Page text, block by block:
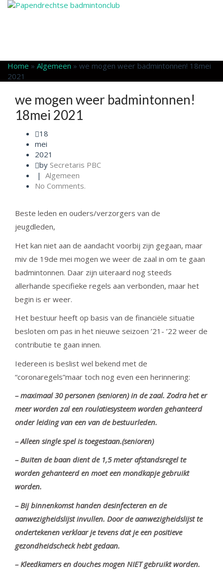
Home » Algemeen » we mogen weer badmintonnen! 18mei
2021
we mogen weer badmintonnen!
18mei 2021
18
mei
2021
by Secretaris PBC
| Algemeen
No Comments.
Beste leden en ouders/verzorgers van de
jeugdleden,
Het kan niet aan de aandacht voorbij zijn gegaan, maar
miv de 19de mei mogen we weer de zaal in om te gaan
badmintonnen. Daar zijn uiteraard nog steeds
allerhande specifieke regels aan verbonden, maar het
begin is er weer.
Het bestuur heeft op basis van de financiële situatie
besloten om pas in het nieuwe seizoen ’21- ’22 weer de
contributie te gaan innen.
Iedereen is beslist wel bekend met de
“coronaregels”maar toch nog even een herinnering:
– maximaal 30 personen (senioren) in de zaal. Zodra het er
meer worden zal een roulatiesysteem worden gehanteerd
onder leiding van een van de bestuurleden.
– Alleen single spel is toegestaan.(senioren)
– Buiten de baan dient de 1,5 meter afstandsregel te
worden gehanteerd en moet een mondkapje gebruikt
worden.
– Bij binnenkomst handen desinfecteren en de
aanwezigheidslijst invullen. Door de aanwezigheidslijst te
ondertekenen verklaar je tevens dat je een positieve
gezondheidscheck hebt gedaan.
– Kleedkamers en douches mogen NIET gebruikt worden.